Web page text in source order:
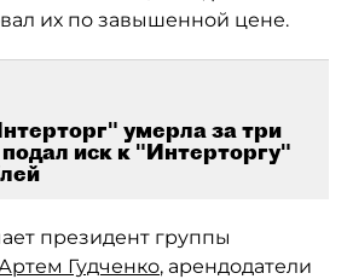
их по завышенной цене.
умерла за три
иск к "Интерторгу"
президент группы
Гудченко, арендодатели